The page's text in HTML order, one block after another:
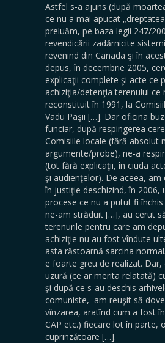
Astfel s-a ajuns (după
ce nu a mai apucat
preluăm, pe baza legii 247/
revendicării zadărnicite
revenind din Canada şi în
depus, în decembrie 2005,
explicaţii complete şi acte ce
achiziţia/detenţia terenului ce
reconstituit în 1991, la
Vadu Paşii […]. Dar oficina
funciar, după respingerea
Comisiile locale (fără absolut
argumente/probe), ne-a
(tot fără explicaţii, în ciuda
şi audienţelor). De aceea, am
în justiţie deschizind, în 2006,
procese ce nu a putut fi
ne-am străduit […], au cerut
terenurile pentru care am
achiziţie nu au fost vîndute
asta răstoarnă sarcina
e foarte greu de realizat. Dar,
uzură (ce ar merita relatată)
şi după ce s-au deschis
comuniste, am reuşit să
vînzarea, aratînd cum a fost
CAP etc.) fiecare lot în parte,
cuprinzătoare […].